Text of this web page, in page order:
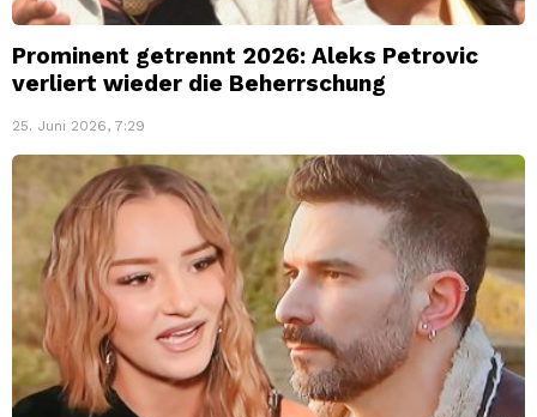
Prominent getrennt 2026: Aleks Petrovic
verliert wieder die Beherrschung
25. Juni 2026, 7:29